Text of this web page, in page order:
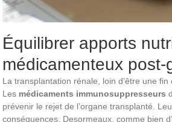
Équilibrer apports
médicamenteux post-
La transplantation rénale, loin d’être une
Les médicaments immunosuppresseurs
prévenir le rejet de l’organe transplanté.
conséquences. Desormeaux, comme bien